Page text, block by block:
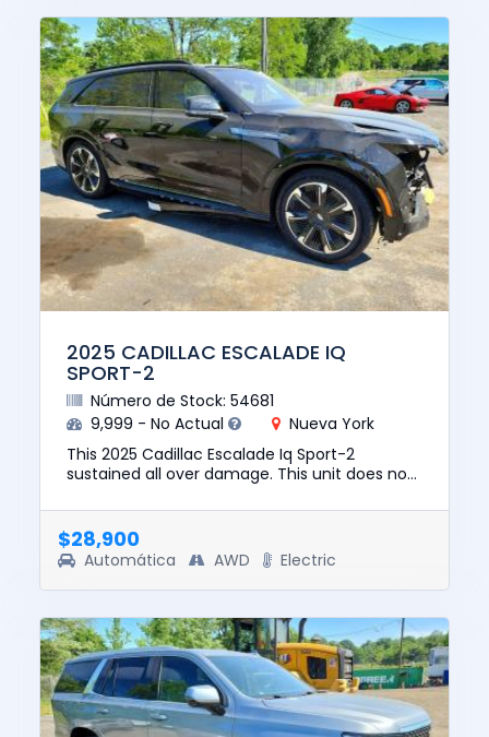
2025 CADILLAC ESCALADE IQ
SPORT-2
Número de Stock: 54681
9,999 - No Actual
Nueva York
This 2025 Cadillac Escalade Iq Sport-2
sustained all over damage. This unit does not
this vehicle was $13...
$28,900
Automática AWD Electric